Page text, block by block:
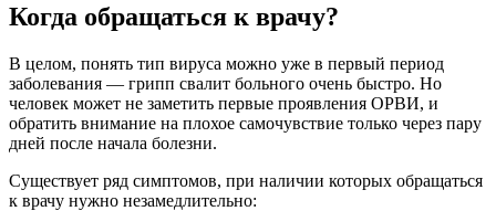
Когда обращаться к врачу?
В целом, понять тип вируса можно уже в первый период
заболевания — грипп свалит больного очень быстро. Но
человек может не заметить первые проявления ОРВИ, и
обратить внимание на плохое самочувствие только через пару
дней после начала болезни.
Существует ряд симптомов, при наличии которых обращаться
к врачу нужно незамедлительно: